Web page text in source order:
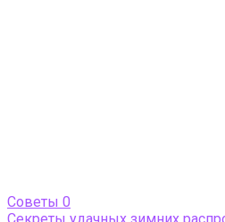
Cоветы 0